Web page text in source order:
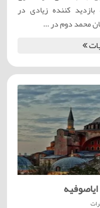
کننده زیادی در
محمد دوم در ...